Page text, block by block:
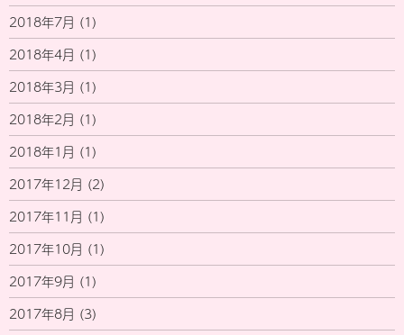
2018年7月 (1)
2018年4月 (1)
2018年3月 (1)
2018年2月 (1)
2018年1月 (1)
2017年12月 (2)
2017年11月 (1)
2017年10月 (1)
2017年9月 (1)
2017年8月 (3)